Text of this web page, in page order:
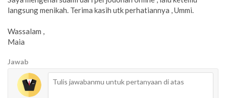
langsung menikah. Terima kasih utk perhatiannya , Ummi.
Wassalam ,
Maia
Jawab